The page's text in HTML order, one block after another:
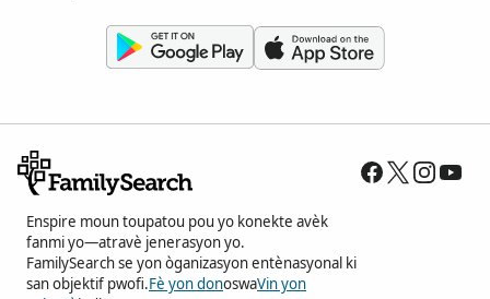
Enspire moun toupatou pou yo konekte avèk
fanmi yo—atravè jenerasyon yo.
FamilySearch se yon òganizasyon entènasyonal ki
san objektif pwofi.Fè yon donoswaVin yon